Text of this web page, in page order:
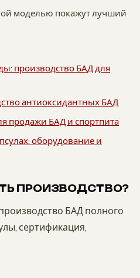
моделью покажут лучший
производство БАД для
антиоксидантных БАД
продажи БАД и спортпита
оборудование и
ПРОИЗВОДСТВО?
БАД полного
сертификация,